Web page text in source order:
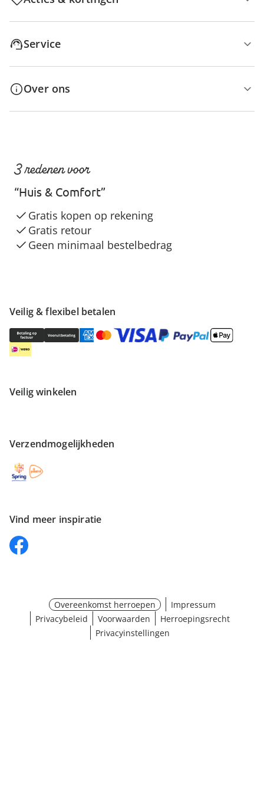
Service
Over ons
Veilig & flexibel betalen
Veilig winkelen
Verzendmogelijkheden
Vind meer inspiratie
3 redenen voor
“Huis & Comfort”
Gratis kopen op rekening
Gratis retour
Geen minimaal bestelbedrag
Overeenkomst herroepen
Impressum
Privacybeleid
Voorwaarden
Herroepingsrecht
Privacyinstellingen